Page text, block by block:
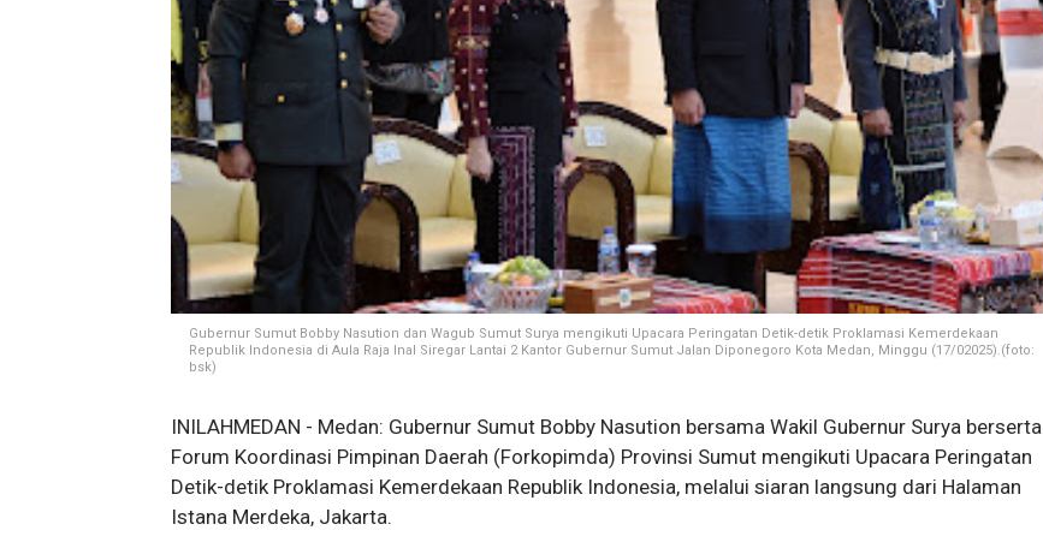
Gubernur Sumut Bobby Nasution dan Wagub Sumut Surya mengikuti Upacara Peringatan Detik-detik Proklamasi Kemerdekaan
Republik Indonesia di Aula Raja Inal Siregar Lantai 2 Kantor Gubernur Sumut Jalan Diponegoro Kota Medan, Minggu (17/02025).(foto:
bsk)
INILAHMEDAN - Medan: Gubernur Sumut Bobby Nasution bersama Wakil Gubernur Surya berserta
Forum Koordinasi Pimpinan Daerah (Forkopimda) Provinsi Sumut mengikuti Upacara Peringatan
Detik-detik Proklamasi Kemerdekaan Republik Indonesia, melalui siaran langsung dari Halaman
Istana Merdeka, Jakarta.